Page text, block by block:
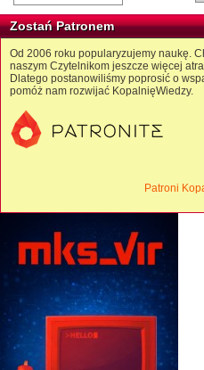
Zostań Patronem
Od 2006 roku popularyzujemy naukę.
naszym Czytelnikom jeszcze więcej
Dlatego postanowiliśmy poprosić o
pomóż nam rozwijać KopalnięWiedzy.
Patroni